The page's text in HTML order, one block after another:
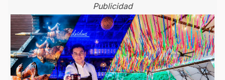
Publicidad